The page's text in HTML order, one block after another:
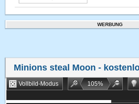
WERBUNG
Minions steal Moon -
Vollbild-Modus 105%